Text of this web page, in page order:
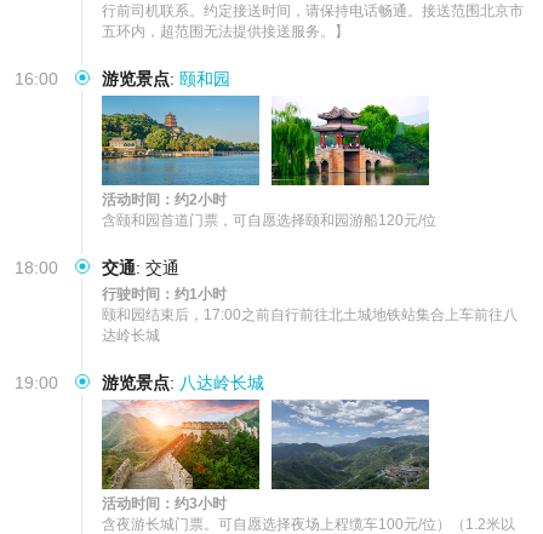
行前司机联系。约定接送时间，请保持电话畅通。接送范围北京市
五环内，超范围无法提供接送服务。】
16:00 游览景点: 颐和园
活动时间：约2小时
含颐和园首道门票，可自愿选择颐和园游船120元/位
18:00 交通: 交通
行驶时间：约1小时
颐和园结束后，17:00之前自行前往北土城地铁站集合上车前往八
达岭长城
19:00 游览景点: 八达岭长城
活动时间：约3小时
含夜游长城门票。可自愿选择夜场上程缆车100元/位）（1.2米以